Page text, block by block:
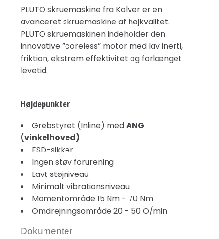
PLUTO skruemaskine fra Kolver er en
avanceret skruemaskine af højkvalitet.
PLUTO skruemaskinen indeholder den
innovative ”coreless” motor med lav inerti,
friktion, ekstrem effektivitet og forlænget
levetid.
Højdepunkter
Grebstyret (Inline) medANG
(vinkelhoved)
ESD-sikker
Ingen støv forurening
Lavt støjniveau
Minimalt vibrationsniveau
Momentområde 15 Nm - 70 Nm
Omdrejningsområde 20 - 50 O/min
Dokumenter